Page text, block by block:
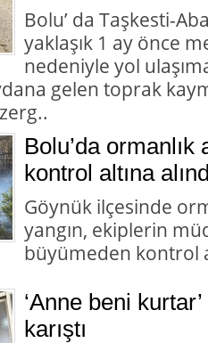
Bolu’ da Taşkesti-
yaklaşık 1 ay önce
nedeniyle yol
gelen toprak
Bolu’da ormanlık
kontrol altına
Göynük ilçesinde
yangın, ekiplerin
büyümeden kontrol
‘Anne beni
karıştı